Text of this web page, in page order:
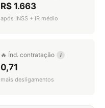
R$ 1.663
após INSS + IR médio
🔥 Índ. contratação i
0,71
mais desligamentos